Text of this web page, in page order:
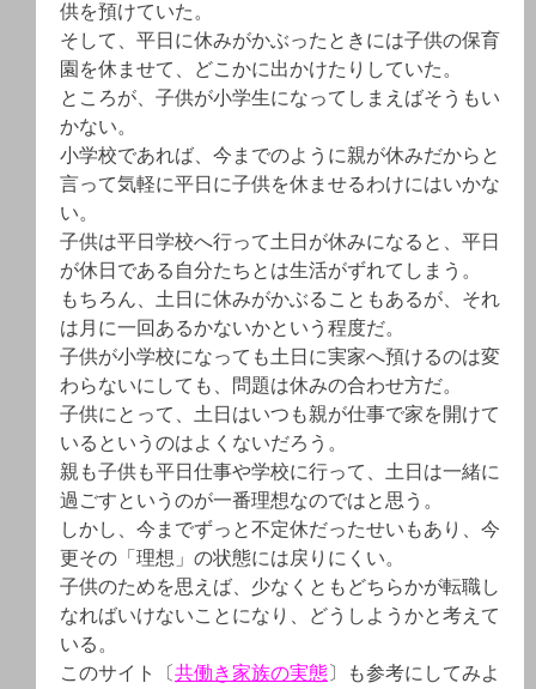
供を預けていた。
そして、平日に休みがかぶったときには子供の保育
園を休ませて、どこかに出かけたりしていた。
ところが、子供が小学生になってしまえばそうもい
かない。
小学校であれば、今までのように親が休みだからと
言って気軽に平日に子供を休ませるわけにはいかな
い。
子供は平日学校へ行って土日が休みになると、平日
が休日である自分たちとは生活がずれてしまう。
もちろん、土日に休みがかぶることもあるが、それ
は月に一回あるかないかという程度だ。
子供が小学校になっても土日に実家へ預けるのは変
わらないにしても、問題は休みの合わせ方だ。
子供にとって、土日はいつも親が仕事で家を開けて
いるというのはよくないだろう。
親も子供も平日仕事や学校に行って、土日は一緒に
過ごすというのが一番理想なのではと思う。
しかし、今までずっと不定休だったせいもあり、今
更その「理想」の状態には戻りにくい。
子供のためを思えば、少なくともどちらかが転職し
なればいけないことになり、どうしようかと考えて
いる。
このサイト〔共働き家族の実態〕も参考にしてみよ